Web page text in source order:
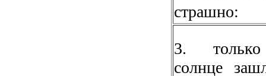
страшно:
3.
солнце